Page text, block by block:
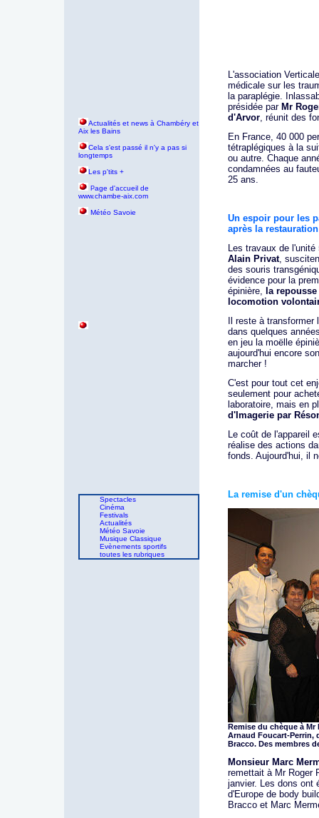
Actualités et news à Chambéry et
Aix les Bains
Cela s'est passé il n'y a pas si
longtemps
Les p'tits +
Page d'accueil de
www.chambe-aix.com
Météo Savoie
Spectacles
Cinéma
Festivals
Actualités
Météo Savoie
Musique Classique
Evènements sportifs
toutes les rubriques
L'association
médicale sur les
la paraplégie.
présidée par Mr
d'Arvor, réunit des
En France, 40 000
tétraplégiques à la
ou autre. Chaque
condamnées au
25 ans.
Un espoir pour les
après la
Les travaux de
Alain Privat,
des souris
évidence pour la
épinière, la
locomotion
Il reste à
dans quelques
en jeu la moëlle
aujourd'hui encore
marcher !
C'est pour tout cet
seulement pour
laboratoire, mais en
d'Imagerie par
Le coût de l'appareil
réalise des actions
fonds. Aujourd'hui, il
La remise d'un
Remise du chèque à Mr
Arnaud Foucart-Perrin,
Bracco. Des membres
Monsieur Marc
remettait à Mr Roger
janvier. Les dons ont
d'Europe de body
Bracco et Marc